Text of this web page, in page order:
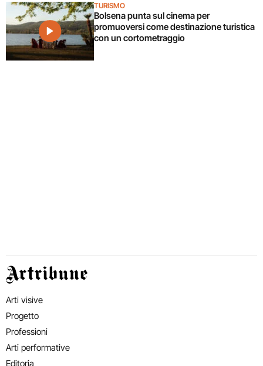
TURISMO
Bolsena punta sul cinema per
promuoversi come destinazione turistica
con un cortometraggio
Artribune
Arti visive
Progetto
Professioni
Arti performative
Editoria